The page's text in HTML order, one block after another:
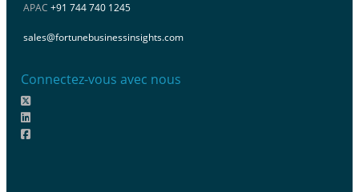
APAC +91 744 740 1245
sales@fortunebusinessinsights.com
Connectez-vous avec nous